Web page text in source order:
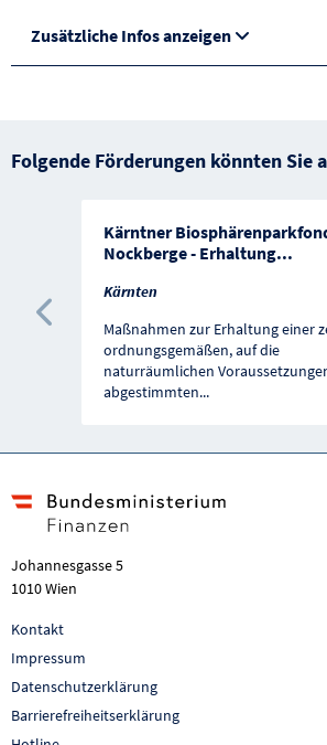
Zusätzliche Infos anzeigen
Folgende Förderungen könnten Sie
Kärntner
Nockberge - Erhaltung...
Kärnten
Maßnahmen zur Erhaltung einer
ordnungsgemäßen, auf die
naturräumlichen
abgestimmten...
Vorherige Förderung
Johannesgasse 5
1010 Wien
Kontakt
Impressum
Datenschutzerklärung
Barrierefreiheitserklärung